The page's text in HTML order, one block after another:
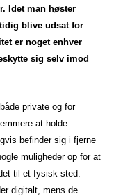
Idet man høster
blive udsat for
er noget enhver
sig selv imod
private og for
at holde
befinder sig i fjerne
muligheder op for at
til et fysisk sted:
digitalt, mens de